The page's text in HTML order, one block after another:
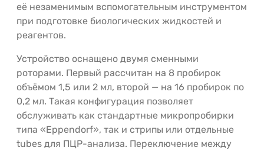
её незаменимым вспомогательным инструментом
при подготовке биологических жидкостей и
реагентов.
Устройство оснащено двумя сменными
роторами. Первый рассчитан на 8 пробирок
объёмом 1,5 или 2 мл, второй — на 16 пробирок по
0,2 мл. Такая конфигурация позволяет
обслуживать как стандартные микропробирки
типа «Eppendorf», так и стрипы или отдельные
tubes для ПЦР-анализа. Переключение между